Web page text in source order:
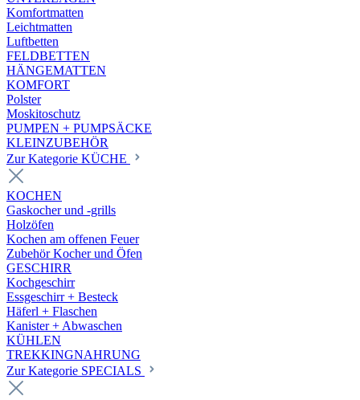
Komfortmatten
Leichtmatten
Luftbetten
FELDBETTEN
HÄNGEMATTEN
KOMFORT
Polster
Moskitoschutz
PUMPEN + PUMPSÄCKE
KLEINZUBEHÖR
Zur Kategorie KÜCHE
KOCHEN
Gaskocher und -grills
Holzöfen
Kochen am offenen Feuer
Zubehör Kocher und Öfen
GESCHIRR
Kochgeschirr
Essgeschirr + Besteck
Häferl + Flaschen
Kanister + Abwaschen
KÜHLEN
TREKKINGNAHRUNG
Zur Kategorie SPECIALS